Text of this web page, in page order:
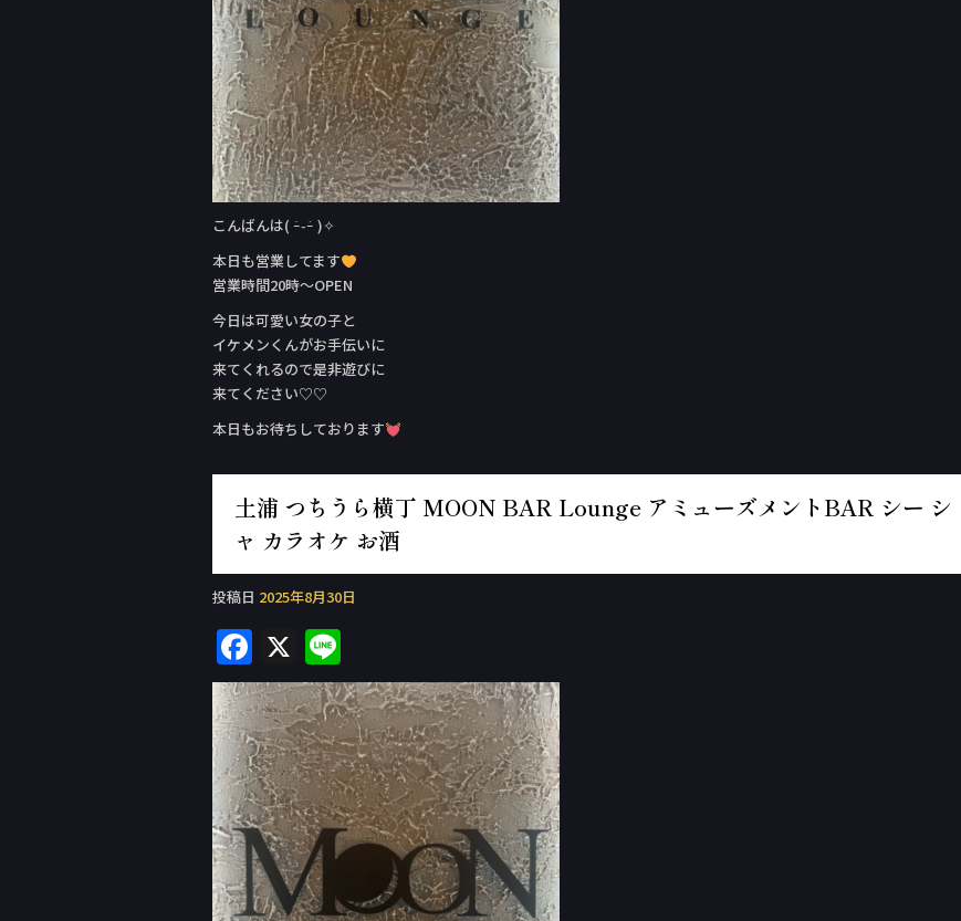
こんばんは( ｰ̀֊ｰ́ )✧
本日も営業してます
営業時間20時〜OPEN
今日は可愛い女の子と
イケメンくんがお手伝いに
来てくれるので是非遊びに
来てください♡♡
本日もお待ちしております
土浦 つちうら横丁 MOON BAR Lounge アミューズメントBAR シー シ
ャ カラオケ お酒
投稿日 2025年8月30日
F
a
c
e
b
o
o
k
X
n
e